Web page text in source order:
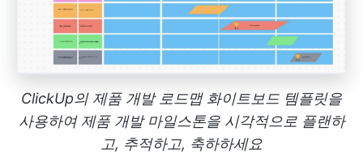
ClickUp의 제품 개발 로드맵 화이트보드 템플릿을
사용하여 제품 개발 마일스톤을 시각적으로 플랜하
고, 추적하고, 축하하세요